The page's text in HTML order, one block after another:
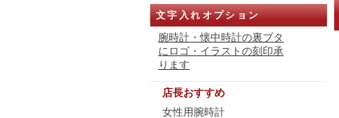
文字入れオプション
腕時計・懐中時計の裏ブタ
にロゴ・イラストの刻印承
ります
店長おすすめ
女性用腕時計